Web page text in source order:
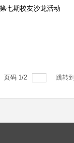
七期校友沙龙活动
页码 1/2 跳转到